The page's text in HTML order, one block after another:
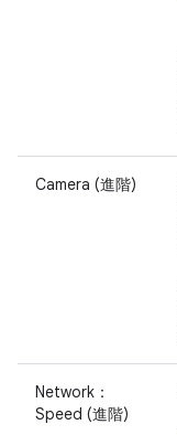
Camera (進階)
Network：
Speed (進階)